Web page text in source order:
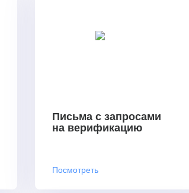
Письма с запросами
на верификацию
Посмотреть